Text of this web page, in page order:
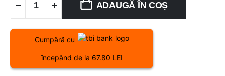
ADAUGĂ ÎN COȘ
Cumpără cu
începând de la 67.80 LEI